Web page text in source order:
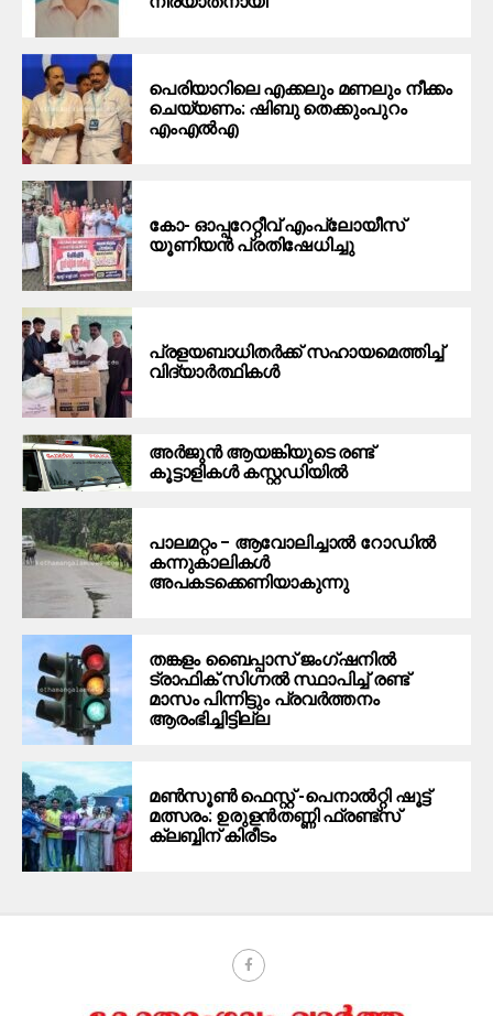
പെരിയാറിലെ എക്കലും മണലും നീക്കം
ചെയ്യണം: ഷിബു തെക്കുംപുറം
എംഎൽഎ
കോ- ഓപ്പറേറ്റീവ് എംപ്ലോയീസ്
യൂണിയൻ പ്രതിഷേധിച്ചു
പ്രളയബാധിതർക്ക് സഹായമെത്തിച്ച്
വിദ്യാർത്ഥികൾ
അർജുൻ ആയങ്കിയുടെ രണ്ട്
കൂട്ടാളികൾ കസ്റ്റഡിയിൽ
പാലമറ്റം – ആവോലിച്ചാൽ റോഡിൽ
കന്നുകാലികൾ
അപകടക്കെണിയാകുന്നു
തങ്കളം ബൈപ്പാസ് ജംഗ്ഷനിൽ
ട്രാഫിക് സിഗ്നല്‍ സ്ഥാപിച്ച് രണ്ട്
മാസം പിന്നിട്ടും പ്രവർത്തനം
ആരംഭിച്ചിട്ടില്ല
മൺസൂൺ ഫെസ്റ്റ് -പെനാൽറ്റി ഷൂട്ട്
മത്സരം: ഉരുളൻതണ്ണി ഫ്രണ്ട്സ്
ക്ലബ്ബിന് കിരീടം